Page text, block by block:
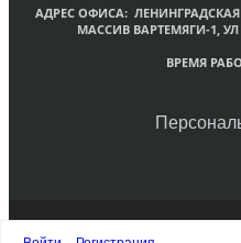
АДРЕС ОФИСА:
МАССИВ ВАРТЕМЯГИ-1,
ВРЕМЯ
© Интернет-магазин